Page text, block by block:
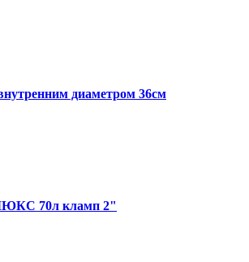
диаметром 36см
70л кламп 2"